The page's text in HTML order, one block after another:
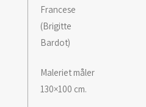
Francese
(Brigitte
Bardot)
Maleriet måler
130×100 cm.